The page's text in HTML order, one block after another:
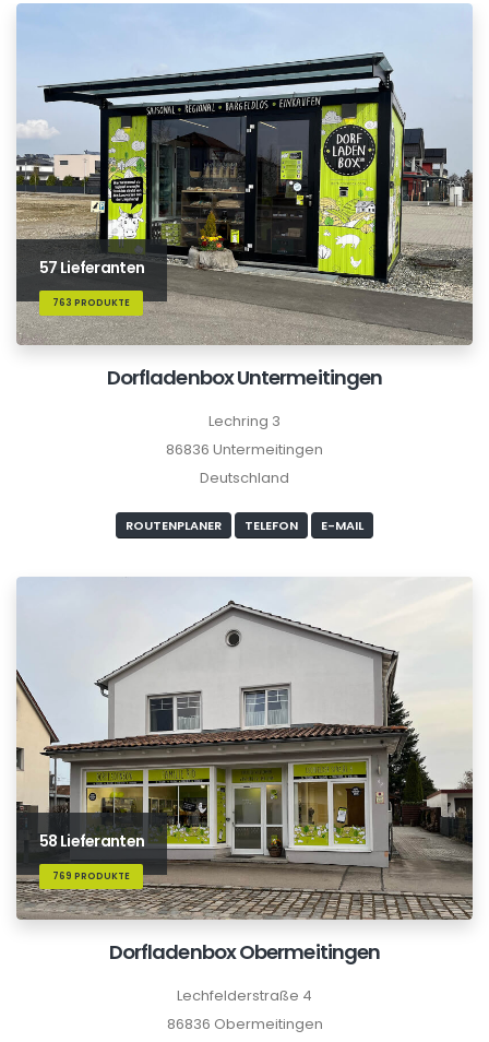
57 Lieferanten
763 PRODUKTE
Dorfladenbox Untermeitingen
Lechring 3
86836 Untermeitingen
Deutschland
ROUTENPLANER TELEFON E-MAIL
58 Lieferanten
769 PRODUKTE
Dorfladenbox Obermeitingen
Lechfelderstraße 4
86836 Obermeitingen